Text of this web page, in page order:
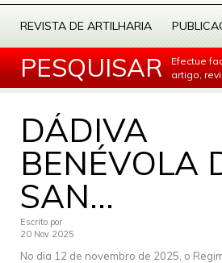
REVISTA DE ARTILHARIA
PESQUISAR
Efectue
artigo,
DÁDIVA
BENÉVOLA
SAN...
Escrito por
20 Nov 2025
No dia 12 de novembro de 2025, o